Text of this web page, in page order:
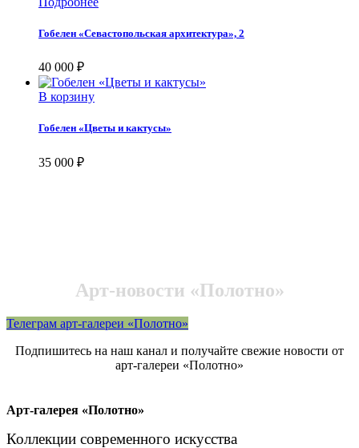
Гобелен «Севастопольская архитектура», 2
40 000 ₽
В корзину
Гобелен «Цветы и кактусы»
35 000 ₽
Арт-новости «Полотно»
Телеграм арт-галереи «Полотно»
Подпишитесь на наш канал и получайте свежие новости от
арт-галереи «Полотно»
Арт-галерея «Полотно»
Коллекции современного искусства